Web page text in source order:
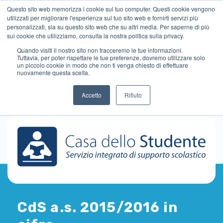
Questo sito web memorizza i cookie sul tuo computer. Questi cookie vengono
utilizzati per migliorare l'esperienza sul tuo sito web e fornirti servizi più
personalizzati, sia su questo sito web che su altri media. Per saperne di più
sui cookie che utilizziamo, consulta la nostra politica sulla privacy.
Quando visiti il ​​nostro sito non tracceremo le tue informazioni.
Tuttavia, per poter rispettare le tue preferenze, dovremo utilizzare solo
un piccolo cookie in modo che non ti venga chiesto di effettuare
nuovamente questa scelta.
Accetto Rifiuto
CdS a.s. 2015/2016 in